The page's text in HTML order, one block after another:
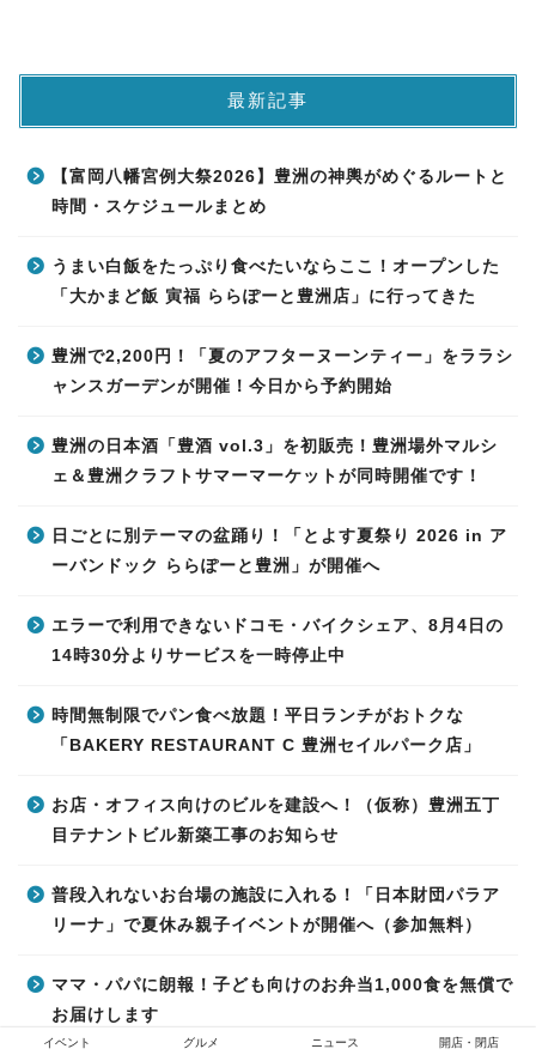
最新記事
【富岡八幡宮例大祭2026】豊洲の神輿がめぐるルートと
時間・スケジュールまとめ
うまい白飯をたっぷり食べたいならここ！オープンした
「大かまど飯 寅福 ららぽーと豊洲店」に行ってきた
豊洲で2,200円！「夏のアフターヌーンティー」をララシ
ャンスガーデンが開催！今日から予約開始
豊洲の日本酒「豊酒 vol.3」を初販売！豊洲場外マルシ
ェ＆豊洲クラフトサマーマーケットが同時開催です！
日ごとに別テーマの盆踊り！「とよす夏祭り 2026 in ア
ーバンドック ららぽーと豊洲」が開催へ
エラーで利用できないドコモ・バイクシェア、8月4日の
14時30分よりサービスを一時停止中
時間無制限でパン食べ放題！平日ランチがおトクな
「BAKERY RESTAURANT C 豊洲セイルパーク店」
お店・オフィス向けのビルを建設へ！（仮称）豊洲五丁
目テナントビル新築工事のお知らせ
普段入れないお台場の施設に入れる！「日本財団パラア
リーナ」で夏休み親子イベントが開催へ（参加無料）
ママ・パパに朗報！子ども向けのお弁当1,000食を無償で
お届けします
イベント グルメ ニュース 開店・閉店